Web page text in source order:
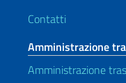
Contatti
Amministrazione
Amministrazione